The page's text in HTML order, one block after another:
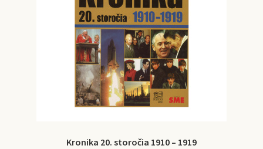
Kronika 20. storočia 1910 – 1919